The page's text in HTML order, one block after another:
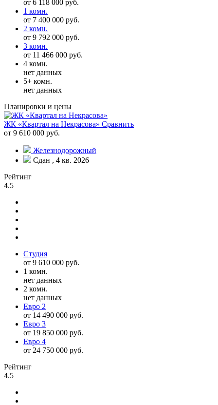
от 6 118 000 руб.
1 комн.
от 7 400 000 руб.
2 комн.
от 9 792 000 руб.
3 комн.
от 11 466 000 руб.
4 комн.
нет данных
5+ комн.
нет данных
Планировки и цены
ЖК «Квартал на Некрасова» Сравнить
от 9 610 000 руб.
Железнодорожный
Сдан , 4 кв. 2026
Рейтинг
4.5
Студия
от 9 610 000 руб.
1 комн.
нет данных
2 комн.
нет данных
Евро 2
от 14 490 000 руб.
Евро 3
от 19 850 000 руб.
Евро 4
от 24 750 000 руб.
Рейтинг
4.5